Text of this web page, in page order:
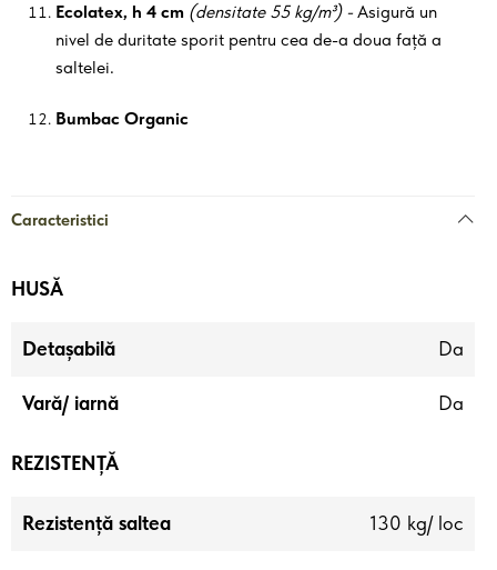
Ecolatex, h 4 cm (densitate 55 kg/m³) -Asigură un
nivel de duritate sporit pentru cea de-a doua față a
saltelei.
Bumbac Organic
Caracteristici
HUSĂ
Detașabilă Da
Vară/ iarnă Da
REZISTENȚĂ
Rezistență saltea 130 kg/ loc